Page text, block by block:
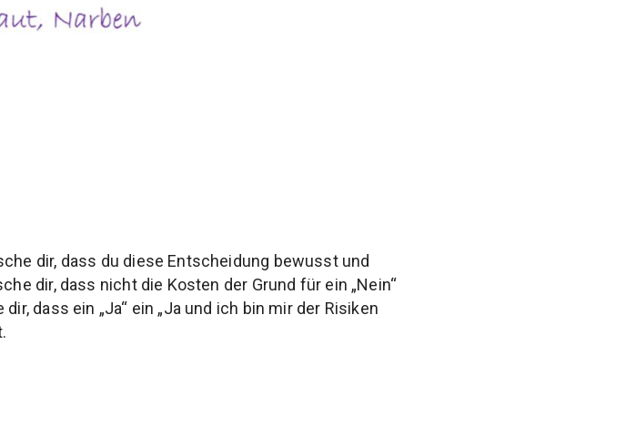
dir, dass du diese Entscheidung bewusst und
dir, dass nicht die Kosten der Grund für ein „Nein“
dass ein „Ja“ ein „Ja und ich bin mir der Risiken